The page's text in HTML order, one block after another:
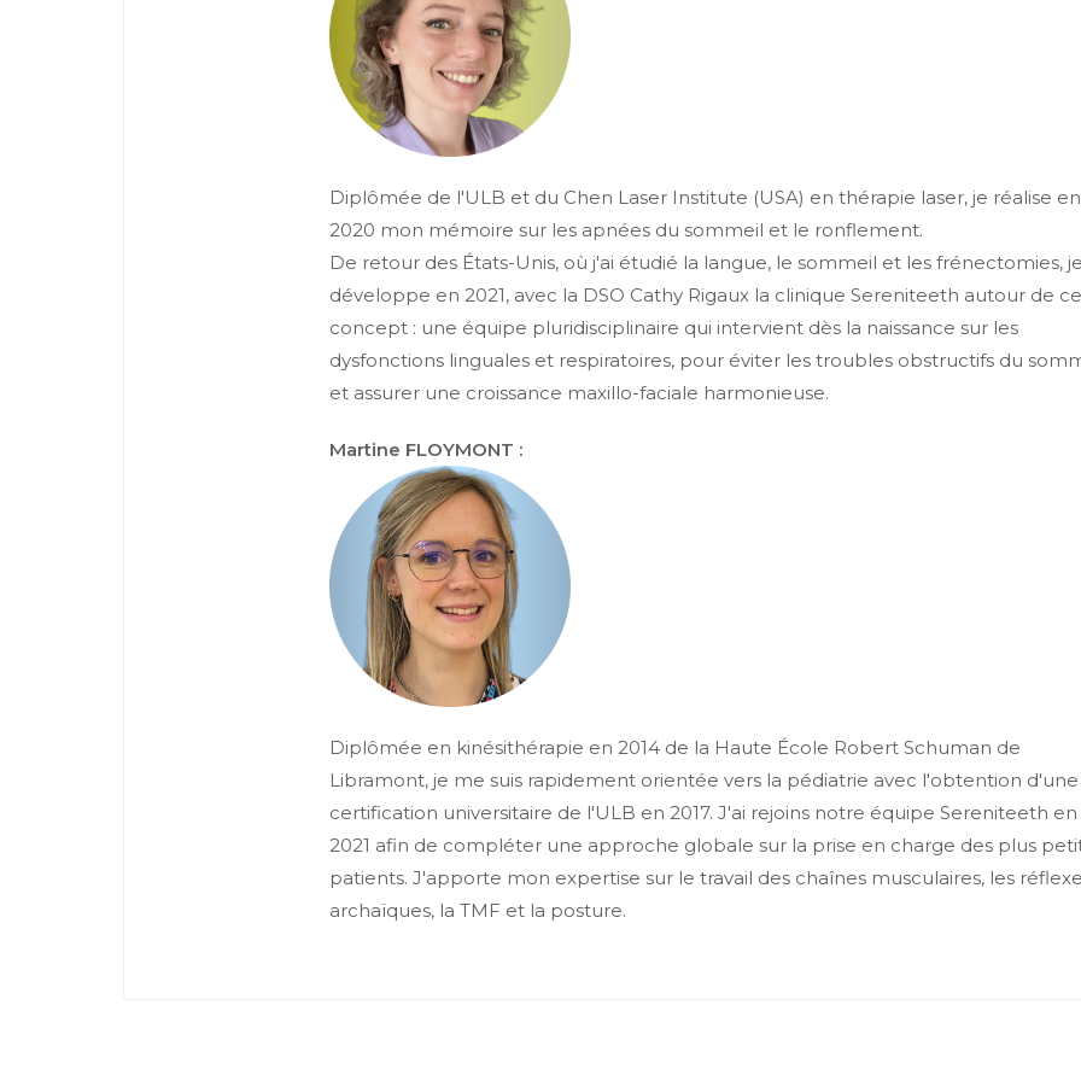
Diplômée de l'ULB et du Chen Laser Institute (USA) en thérapie laser, je réalise en
2020 mon mémoire sur les apnées du sommeil et le ronflement.
De retour des États-Unis, où j'ai étudié la langue, le sommeil et les frénectomies, je
développe en 2021, avec la DSO Cathy Rigaux la clinique Sereniteeth autour de ce
concept : une équipe pluridisciplinaire qui intervient dès la naissance sur les
dysfonctions linguales et respiratoires, pour éviter les troubles obstructifs du
et assurer une croissance maxillo-faciale harmonieuse.
Martine FLOYMONT :
Diplômée en kinésithérapie en 2014 de la Haute École Robert Schuman de
Libramont, je me suis rapidement orientée vers la pédiatrie avec l'obtention d'une
certification universitaire de l'ULB en 2017. J'ai rejoins notre équipe Sereniteeth en
2021 afin de compléter une approche globale sur la prise en charge des plus
patients. J'apporte mon expertise sur le travail des chaînes musculaires, les
archaïques, la TMF et la posture.